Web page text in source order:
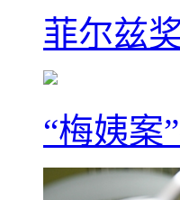
菲尔兹
“梅姨案